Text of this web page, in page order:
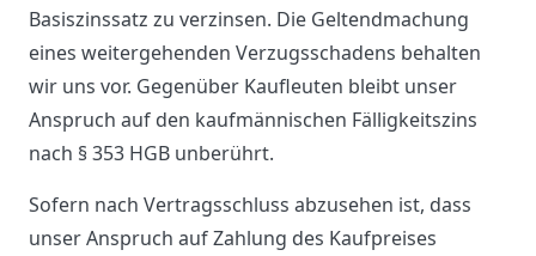
Basiszinssatz zu verzinsen. Die Geltendmachung
eines weitergehenden Verzugsschadens behalten
wir uns vor. Gegenüber Kaufleuten bleibt unser
Anspruch auf den kaufmännischen Fälligkeitszins
nach § 353 HGB unberührt.
Sofern nach Vertragsschluss abzusehen ist, dass
unser Anspruch auf Zahlung des Kaufpreises